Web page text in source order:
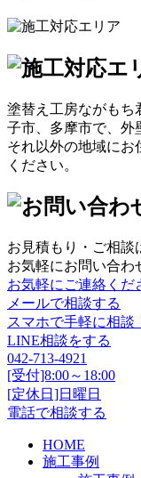
塗替え工房ながもち
子市、多摩市で、外
それ以外の地域にお
ください。
お見積もり・ご相談
お気軽にお問い合わ
お気軽にご連絡くだ
メールで相談する
スマホで手軽に相談
LINE相談をする
042-713-4921
[受付]8:00～18:00
[定休日]日曜日
電話で相談する
HOME
施工事例